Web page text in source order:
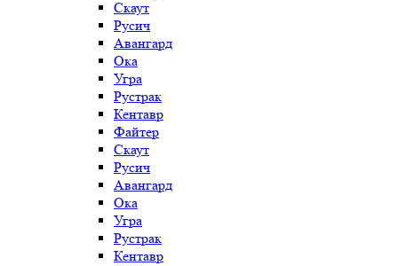
Скаут
Русич
Авангард
Ока
Угра
Рустрак
Кентавр
Файтер
Скаут
Русич
Авангард
Ока
Угра
Рустрак
Кентавр